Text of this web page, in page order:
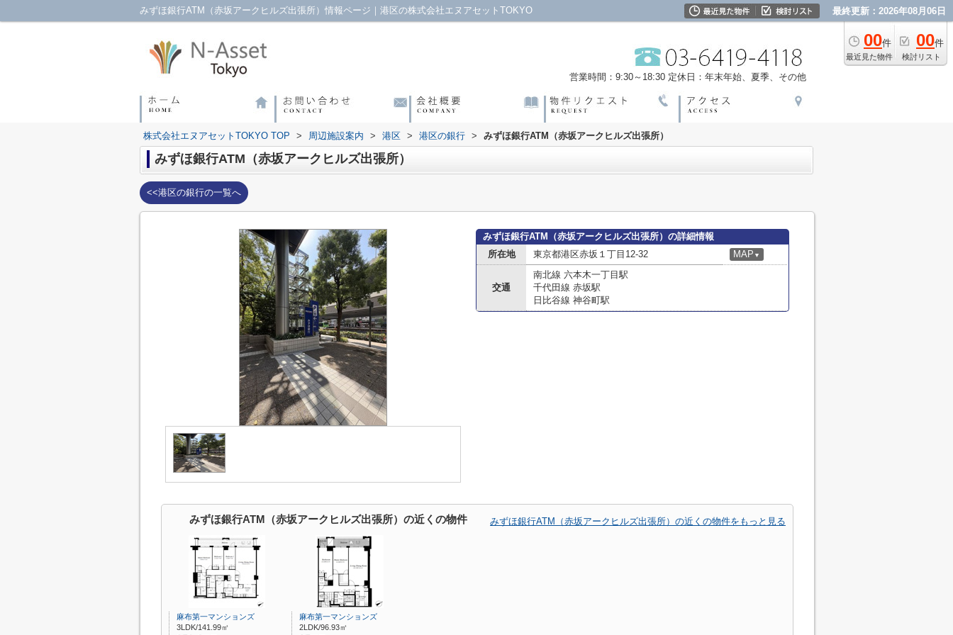
みずほ銀行ATM（赤坂アークヒルズ出張所）情報ページ｜港区の株式会社エヌアセットTOKYO 最終更新：2026年08月06日
00件
最近見た物件
00件
検討リスト
営業時間：9:30～18:30 定休日：年末年始、夏季、その他
株式会社エヌアセットTOKYO TOP > 周辺施設案内 > 港区 > 港区の銀行 > みずほ銀行ATM（赤坂アークヒルズ出張所）
みずほ銀行ATM（赤坂アークヒルズ出張所）
<<港区の銀行の一覧へ
みずほ銀行ATM（赤坂アークヒルズ出張所）の詳細情報
所在地
東京都港区赤坂１丁目12-32 MAP ▼
交通
南北線 六本木一丁目駅
千代田線 赤坂駅
日比谷線 神谷町駅
みずほ銀行ATM（赤坂アークヒルズ出張所）の近くの物件 みずほ銀行ATM（赤坂アークヒルズ出張所）の近くの物件をもっと見る
麻布第一マンションズ
3LDK/141.99㎡
麻布第一マンションズ
2LDK/96.93㎡